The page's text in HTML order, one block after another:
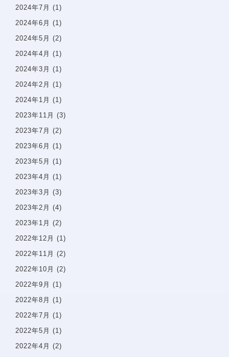
矯正治療案内
矯正症例
治療費一覧
アクセス
お知らせ・ブログ
無料相談予約
プライバシーポリシー
2024年7月 (1)
2024年6月 (1)
2024年5月 (2)
2024年4月 (1)
2024年3月 (1)
2024年2月 (1)
2024年1月 (1)
2023年11月 (3)
2023年7月 (2)
2023年6月 (1)
2023年5月 (1)
2023年4月 (1)
2023年3月 (3)
2023年2月 (4)
2023年1月 (2)
2022年12月 (1)
2022年11月 (2)
2022年10月 (2)
2022年9月 (1)
2022年8月 (1)
2022年7月 (1)
2022年5月 (1)
2022年4月 (2)